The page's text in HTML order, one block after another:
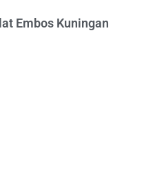
Embos Kuningan